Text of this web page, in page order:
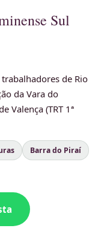
Sul
de Rio
da Vara do
Valença (TRT 1ª
Barra do Piraí